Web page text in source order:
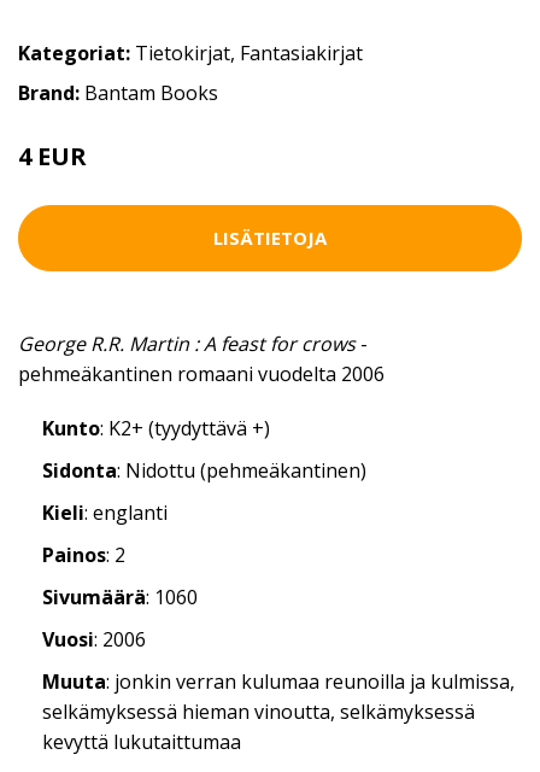
Kategoriat: Tietokirjat, Fantasiakirjat
Brand: Bantam Books
4 EUR
LISÄTIETOJA
George R.R. Martin : A feast for crows-
pehmeäkantinen romaani vuodelta 2006
Kunto: K2+ (tyydyttävä +)
Sidonta: Nidottu (pehmeäkantinen)
Kieli: englanti
Painos: 2
Sivumäärä: 1060
Vuosi: 2006
Muuta: jonkin verran kulumaa reunoilla ja kulmissa,
selkämyksessä hieman vinoutta, selkämyksessä
kevyttä lukutaittumaa